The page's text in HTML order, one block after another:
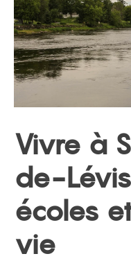
Vivre à
de-
écoles
vie